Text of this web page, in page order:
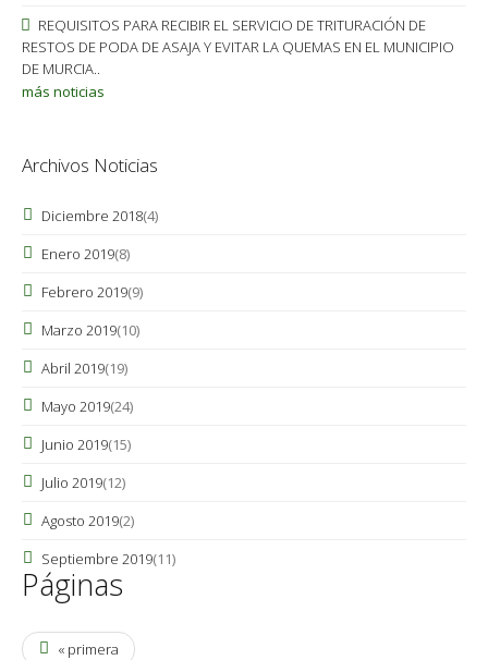
REQUISITOS PARA RECIBIR EL SERVICIO DE TRITURACIÓN DE
RESTOS DE PODA DE ASAJA Y EVITAR LA QUEMAS EN EL MUNICIPIO
DE MURCIA..
más noticias
Archivos Noticias
Diciembre 2018(4)
Enero 2019(8)
Febrero 2019(9)
Marzo 2019(10)
Abril 2019(19)
Mayo 2019(24)
Junio 2019(15)
Julio 2019(12)
Agosto 2019(2)
Septiembre 2019(11)
Páginas
« primera